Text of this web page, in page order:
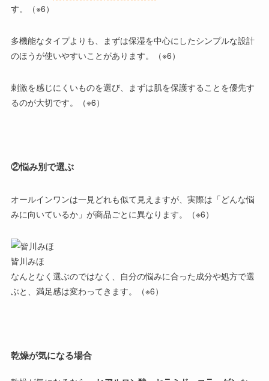
す。（※6）
多機能なタイプよりも、まずは保湿を中心にしたシンプルな設計
のほうが使いやすいことがあります。（※6）
刺激を感じにくいものを選び、まずは肌を保護することを優先す
るのが大切です。（※6）
②悩み別で選ぶ
オールインワンは一見どれも似て見えますが、実際は「どんな悩
みに向いているか」が商品ごとに異なります。（※6）
皆川みほ
なんとなく選ぶのではなく、自分の悩みに合った成分や処方で選
ぶと、満足感は変わってきます。（※6）
乾燥が気になる場合